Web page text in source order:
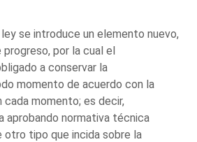
se introduce un elemento nuevo,
por la cual el
a conservar la
momento de acuerdo con la
momento; es decir,
aprobando normativa técnica
otro tipo que incida sobre la